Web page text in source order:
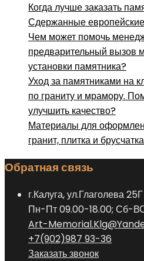
Когда лучше заказать
Сдержанные
Чем может помочь
предварительный вызов
установки памятника?
Уход за памятниками на
по граниту и мрамору.
улучшить качество?
Материалы для
гранит, плитка и брусчатка
Обратная связь
г.Калуга, ул.Глаголева 25Г
Пн-Пт 09.00-18.00; Сб-
Art-
+7(902)987 93-36
Заказать звонок